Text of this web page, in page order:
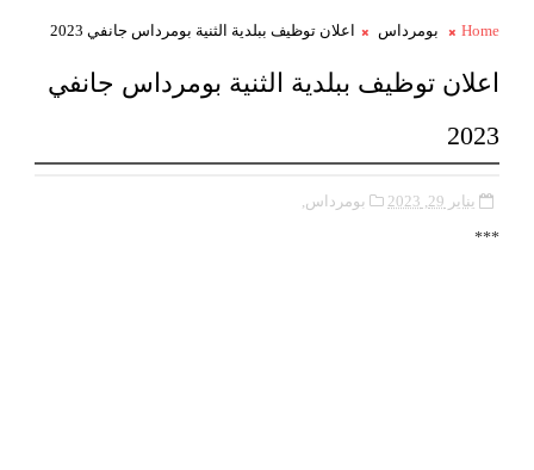
Home بومرداس اعلان توظيف ببلدية الثنية بومرداس جانفي 2023
اعلان توظيف ببلدية الثنية بومرداس جانفي
2023
يناير 29, 2023 بومرداس,
***